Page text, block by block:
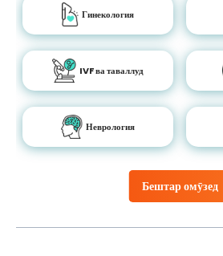
Бештар омӯзед
Гинекология
IVF ва таваллуд
Неврология